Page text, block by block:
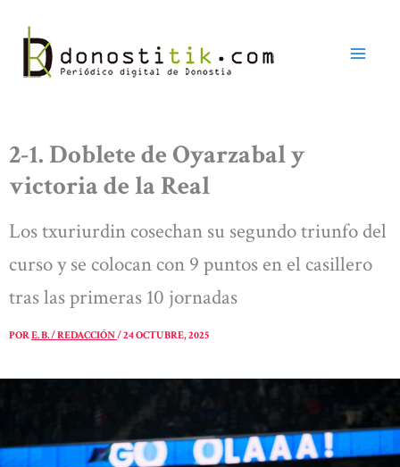
contenido
2-1. Doblete de Oyarzabal y
victoria de la Real
Los txuriurdin cosechan su segundo triunfo del
curso y se colocan con 9 puntos en el casillero
tras las primeras 10 jornadas
PORE. B. / REDACCIÓN/24 OCTUBRE, 2025